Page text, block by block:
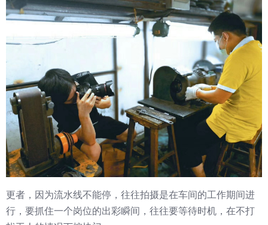
更者，因为流水线不能停，往往拍摄是在车间的工作期间进
行，要抓住一个岗位的出彩瞬间，往往要等待时机，在不打